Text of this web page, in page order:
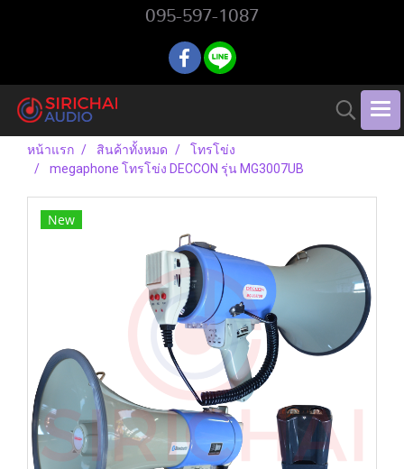
095-597-1087
หน้าแรก สินค้าทั้งหมด
โทรโข่ง
megaphone โทรโข่ง DECCON รุ่น MG3007UB
New